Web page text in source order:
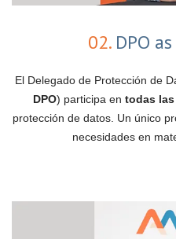
02.DPO
El Delegado de Protección de
DPO) participa en todas
protección de datos. Un único
necesidades en